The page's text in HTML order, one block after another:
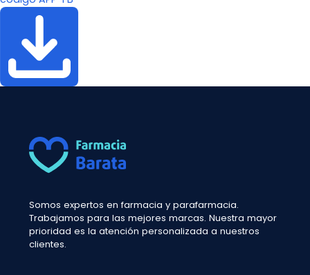
Somos expertos en farmacia y parafarmacia.
Trabajamos para las mejores marcas. Nuestra mayor
prioridad es la atención personalizada a nuestros
clientes.